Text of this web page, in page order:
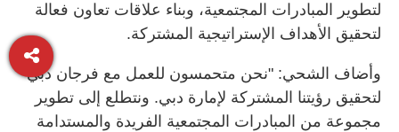
لتطوير المبادرات المجتمعية، وبناء علاقات تعاون فعالة
لتحقيق الأهداف الإستراتيجية المشتركة.
وأضاف الشحي: "نحن متحمسون للعمل مع فرجان دبي
لتحقيق رؤيتنا المشتركة لإمارة دبي. ونتطلع إلى تطوير
مجموعة من المبادرات المجتمعية الفريدة والمستدامة